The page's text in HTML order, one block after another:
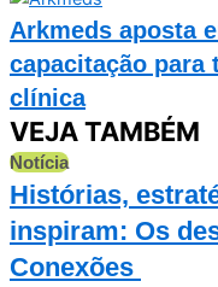
Arkmeds aposta
capacitação para
clínica
VEJA TAMBÉM
Notícia
Histórias,
inspiram: Os
Conexões